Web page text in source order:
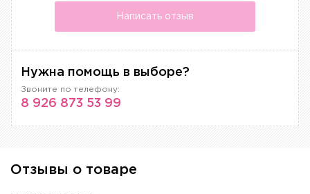
Написать отзыв
Нужна помощь в выборе?
Звоните по телефону:
8 926 873 53 99
Отзывы о товаре